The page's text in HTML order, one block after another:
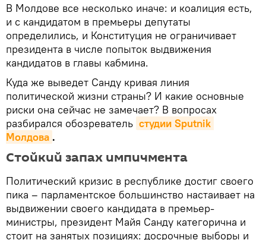
В Молдове все несколько иначе: и коалиция есть,
и с кандидатом в премьеры депутаты
определились, и Конституция не ограничивает
президента в числе попыток выдвижения
кандидатов в главы кабмина.
Куда же выведет Санду кривая линия
политической жизни страны? И какие основные
риски она сейчас не замечает? В вопросах
разбирался обозреватель студии Sputnik
Молдова .
Стойкий запах импичмента
Политический кризис в республике достиг своего
пика – парламентское большинство настаивает на
выдвижении своего кандидата в премьер-
министры, президент Майя Санду категорична и
стоит на занятых позициях: досрочные выборы и